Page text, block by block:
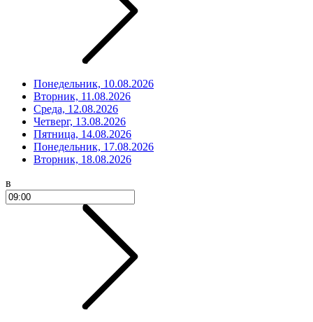
Понедельник, 10.08.2026
Вторник, 11.08.2026
Среда, 12.08.2026
Четверг, 13.08.2026
Пятница, 14.08.2026
Понедельник, 17.08.2026
Вторник, 18.08.2026
в